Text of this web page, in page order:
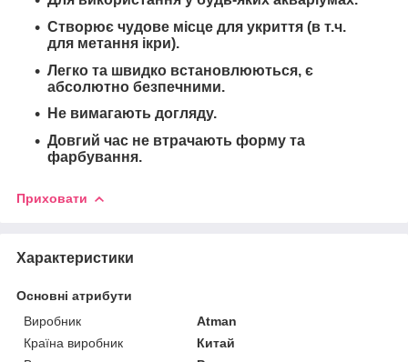
Створює чудове місце для укриття (в т.ч.
для метання ікри).
Легко та швидко встановлюються, є
абсолютно безпечними.
Не вимагають догляду.
Довгий час не втрачають форму та
фарбування.
Приховати
Характеристики
Основні атрибути
Виробник
Atman
Країна виробник
Китай